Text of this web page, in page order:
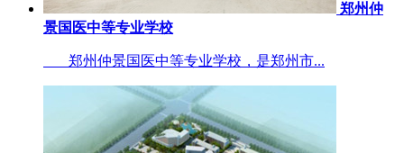
郑州仲
景国医中等专业学校
郑州仲景国医中等专业学校，是郑州市...